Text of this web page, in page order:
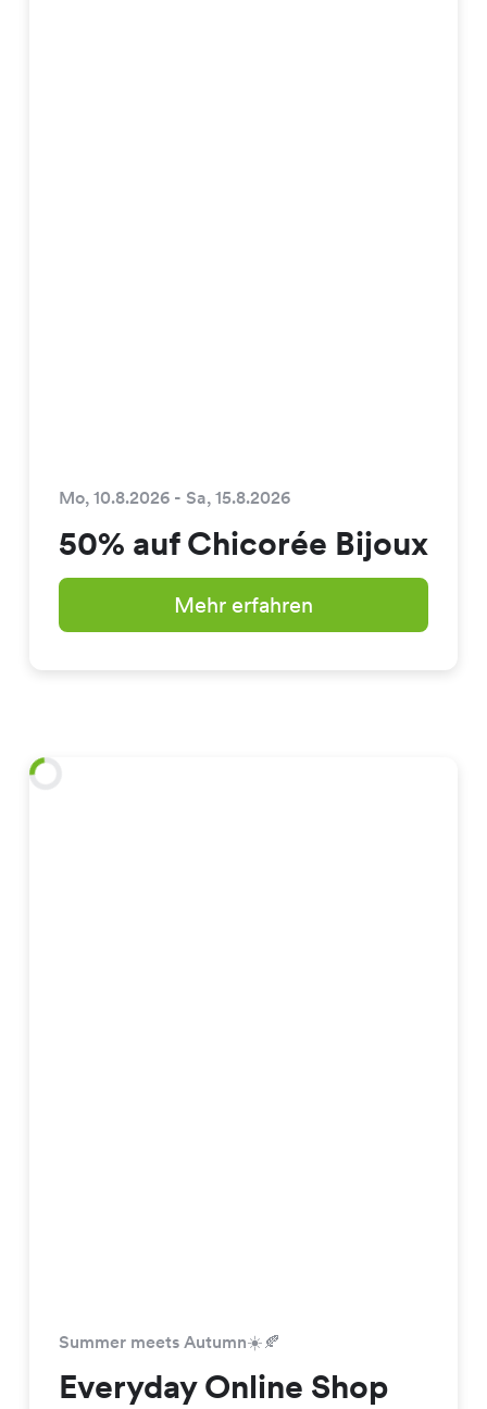
Mo, 10.8.2026 - Sa, 15.8.2026
50% auf Chicorée Bijoux
Mehr erfahren
Summer meets Autumn☀️🍂
Everyday Online Shop